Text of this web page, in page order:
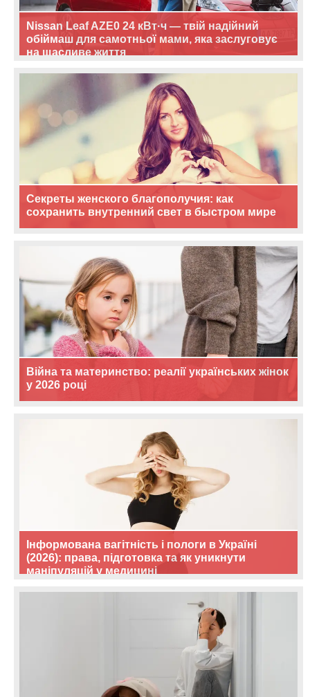
Nissan Leaf AZE0 24 кВт·ч — твій надійний
обіймаш для самотньої мами, яка заслуговує
на щасливе життя
Секреты женского благополучия: как
сохранить внутренний свет в быстром мире
Війна та материнство: реалії українських жінок
у 2026 році
Інформована вагітність і пологи в Україні
(2026): права, підготовка та як уникнути
маніпуляцій у медицині